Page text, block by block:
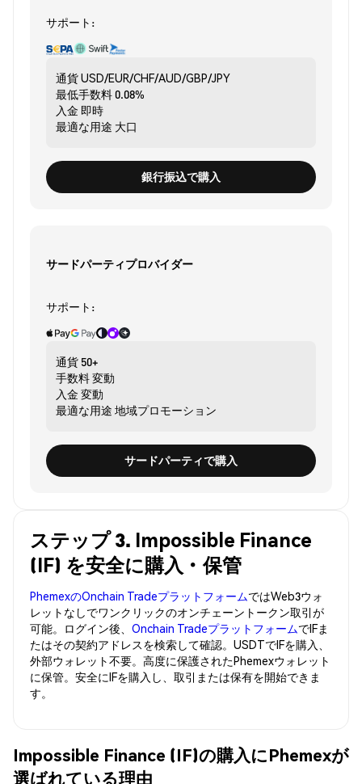
サポート:
通貨USD/EUR/CHF/AUD/GBP/JPY
最低手数料0.08%
入金 即時
最適な用途 大口
銀行振込で購入
サードパーティプロバイダー
サポート:
通貨 50+
手数料変動
入金 変動
最適な用途 地域プロモーション
サードパーティで購入
ステップ 3. Impossible Finance
(IF) を安全に購入・保管
PhemexのOnchain TradeプラットフォームではWeb3ウォ
レットなしでワンクリックのオンチェーントークン取引が
可能。ログイン後、 Onchain TradeプラットフォームでIFま
たはその契約アドレスを検索して確認。USDTでIFを購入、
外部ウォレット不要。高度に保護されたPhemexウォレット
に保管。安全にIFを購入し、取引または保有を開始できま
す。
Impossible Finance (IF)の購入にPhemexが
選ばれている理由